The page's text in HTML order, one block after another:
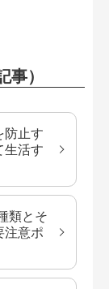
）
防止す
活す
類とそ
注意ポ